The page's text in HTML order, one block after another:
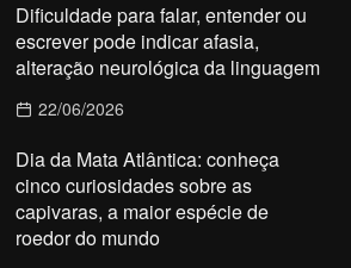
Dificuldade para falar, entender ou
escrever pode indicar afasia,
alteração neurológica da linguagem
22/06/2026
Dia da Mata Atlântica: conheça
cinco curiosidades sobre as
capivaras, a maior espécie de
roedor do mundo